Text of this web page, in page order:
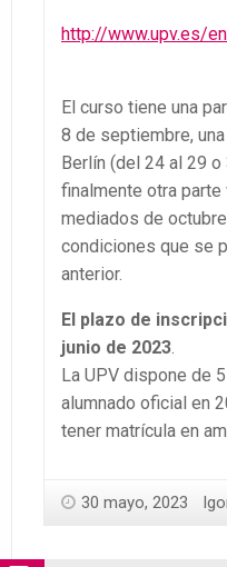
http://www.upv.es/
El curso tiene una
8 de septiembre,
Berlín (del 24 al 29
finalmente otra
mediados de
condiciones que se
anterior.
El plazo de
junio de 2023.
La UPV dispone de
alumnado oficial en
tener matrícula en
30 mayo, 2023